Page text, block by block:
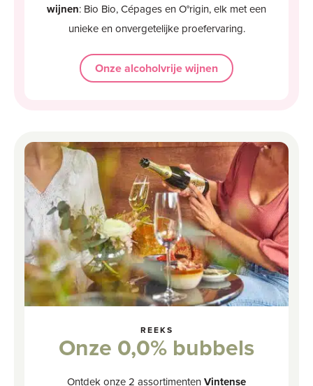
wijnen: Bio Bio, Cépages en O°rigin, elk met een
unieke en onvergetelijke proefervaring.
Onze alcoholvrije wijnen
REEKS
Onze 0,0% bubbels
Ontdek onze 2 assortimentenVintense